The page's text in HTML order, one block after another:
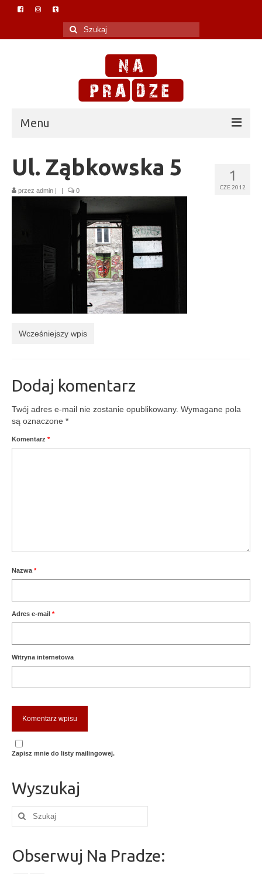
Szuklaj
w:
Menu
O Na Pradze
Polityka prywatności
Praska biblioteczka
1
CZE 2012
Ul. Ząbkowska 5
przez admin | | 0
Wcześniejszy wpis
Dodaj komentarz
Twój adres e-mail nie zostanie opublikowany. Wymagane pola
są oznaczone *
Komentarz *
Nazwa *
Adres e-mail *
Witryna internetowa
Zapisz mnie do listy mailingowej.
Wyszukaj
Szuklaj
Obserwuj Na Pradze: